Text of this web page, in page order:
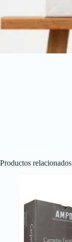
Productos relacionados